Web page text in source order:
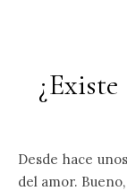
Desde hace unos días he estado algo reflexiva en torno
del amor.